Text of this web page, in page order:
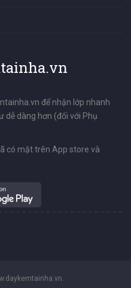
để nhận lớp nhanh
dễ dàng hơn (đối với Phụ
có mặt trên App store và